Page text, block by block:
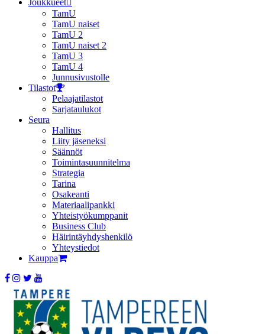
Joukkueet
TamU
TamU naiset
TamU 2
TamU naiset 2
TamU 3
TamU 4
Junnusivustolle
Tilastot
Pelaajatilastot
Sarjataulukot
Seura
Hallitus
Liity jäseneksi
Säännöt
Toimintasuunnitelma
Strategia
Tarina
Osakeanti
Materiaalipankki
Yhteistyö­kumppanit
Business Club
Häirintä­yhdyshenkilö
Yhteystiedot
Kauppa